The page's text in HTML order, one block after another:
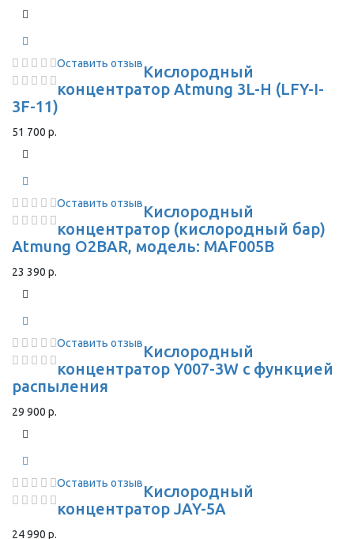
Оставить отзывКислородный
концентратор Atmung 3L-H (LFY-I-
3F-11)
51 700 р.
Оставить отзывКислородный
концентратор (кислородный бар)
Atmung O2BAR, модель: MAF005B
23 390 р.
Оставить отзывКислородный
концентратор Y007-3W с функцией
распыления
29 900 р.
Оставить отзывКислородный
концентратор JAY-5A
24 990 р.